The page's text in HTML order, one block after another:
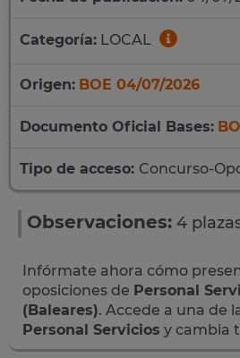
Categoría: LOCAL
Origen: BOE 04/07/2026
Documento Oficial Bases:
Tipo de acceso: Concurso-
Observaciones: 4
Infórmate ahora cómo
oposiciones de Personal
(Baleares). Accede a una de
Personal Servicios y cambia